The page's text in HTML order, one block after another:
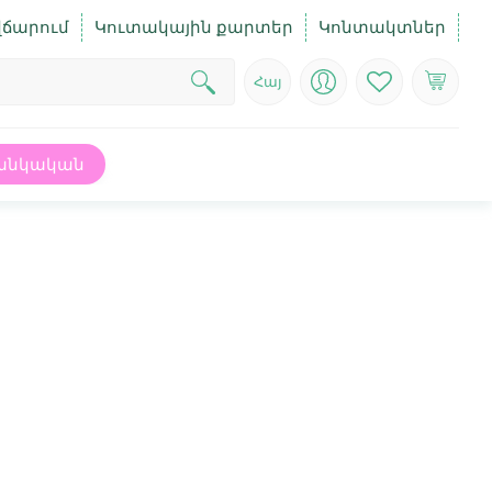
Կուտակային քարտեր Կոնտակտներ
Հայ